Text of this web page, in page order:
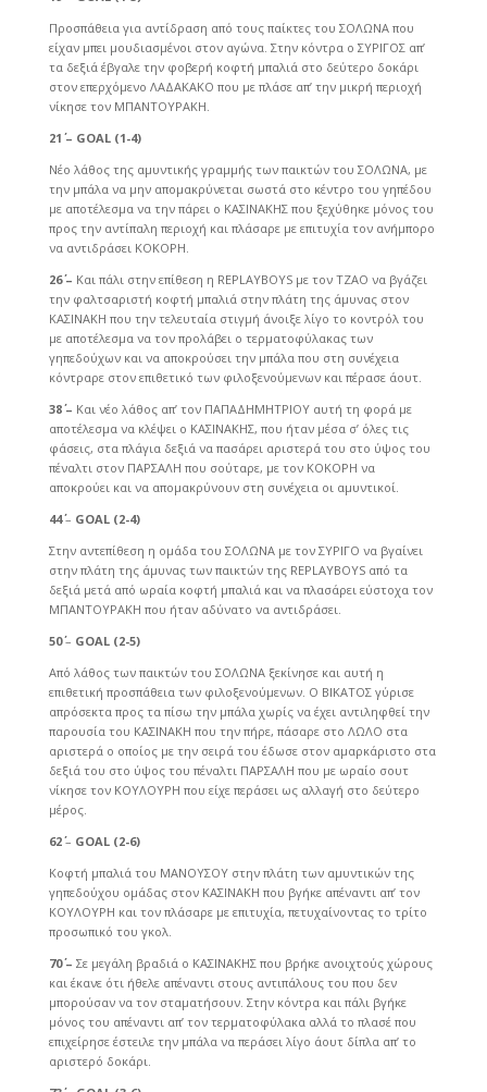
Προσπάθεια για αντίδραση από τους παίκτες του ΣΟΛΩΝΑ που
είχαν μπει μουδιασμένοι στον αγώνα. Στην κόντρα ο ΣΥΡΙΓΟΣ απ’
τα δεξιά έβγαλε την φοβερή κοφτή μπαλιά στο δεύτερο δοκάρι
στον επερχόμενο ΛΑΔΑΚΑΚΟ που με πλάσε απ’ την μικρή περιοχή
νίκησε τον ΜΠΑΝΤΟΥΡΑΚΗ.
21΄ – GOAL (1-4)
Νέο λάθος της αμυντικής γραμμής των παικτών του ΣΟΛΩΝΑ, με
την μπάλα να μην απομακρύνεται σωστά στο κέντρο του γηπέδου
με αποτέλεσμα να την πάρει ο ΚΑΣΙΝΑΚΗΣ που ξεχύθηκε μόνος του
προς την αντίπαλη περιοχή και πλάσαρε με επιτυχία τον ανήμπορο
να αντιδράσει ΚΟΚΟΡΗ.
26΄ – Και πάλι στην επίθεση η REPLAYBOYS με τον ΤΖΑΟ να βγάζει
την φαλτσαριστή κοφτή μπαλιά στην πλάτη της άμυνας στον
ΚΑΣΙΝΑΚΗ που την τελευταία στιγμή άνοιξε λίγο το κοντρόλ του
με αποτέλεσμα να τον προλάβει ο τερματοφύλακας των
γηπεδούχων και να αποκρούσει την μπάλα που στη συνέχεια
κόντραρε στον επιθετικό των φιλοξενούμενων και πέρασε άουτ.
38΄ – Και νέο λάθος απ’ τον ΠΑΠΑΔΗΜΗΤΡΙΟΥ αυτή τη φορά με
αποτέλεσμα να κλέψει ο ΚΑΣΙΝΑΚΗΣ, που ήταν μέσα σ’ όλες τις
φάσεις, στα πλάγια δεξιά να πασάρει αριστερά του στο ύψος του
πέναλτι στον ΠΑΡΣΑΛΗ που σούταρε, με τον ΚΟΚΟΡΗ να
αποκρούει και να απομακρύνουν στη συνέχεια οι αμυντικοί.
44΄– GOAL (2-4)
Στην αντεπίθεση η ομάδα του ΣΟΛΩΝΑ με τον ΣΥΡΙΓΟ να βγαίνει
στην πλάτη της άμυνας των παικτών της REPLAYBOYS από τα
δεξιά μετά από ωραία κοφτή μπαλιά και να πλασάρει εύστοχα τον
ΜΠΑΝΤΟΥΡΑΚΗ που ήταν αδύνατο να αντιδράσει.
50΄– GOAL (2-5)
Από λάθος των παικτών του ΣΟΛΩΝΑ ξεκίνησε και αυτή η
επιθετική προσπάθεια των φιλοξενούμενων. Ο ΒΙΚΑΤΟΣ γύρισε
απρόσεκτα προς τα πίσω την μπάλα χωρίς να έχει αντιληφθεί την
παρουσία του ΚΑΣΙΝΑΚΗ που την πήρε, πάσαρε στο ΛΩΛΟ στα
αριστερά ο οποίος με την σειρά του έδωσε στον αμαρκάριστο στα
δεξιά του στο ύψος του πέναλτι ΠΑΡΣΑΛΗ που με ωραίο σουτ
νίκησε τον ΚΟΥΛΟΥΡΗ που είχε περάσει ως αλλαγή στο δεύτερο
μέρος.
62΄– GOAL (2-6)
Κοφτή μπαλιά του ΜΑΝΟΥΣΟΥ στην πλάτη των αμυντικών της
γηπεδούχου ομάδας στον ΚΑΣΙΝΑΚΗ που βγήκε απέναντι απ’ τον
ΚΟΥΛΟΥΡΗ και τον πλάσαρε με επιτυχία, πετυχαίνοντας το τρίτο
προσωπικό του γκολ.
70΄ – Σε μεγάλη βραδιά ο ΚΑΣΙΝΑΚΗΣ που βρήκε ανοιχτούς χώρους
και έκανε ότι ήθελε απέναντι στους αντιπάλους του που δεν
μπορούσαν να τον σταματήσουν. Στην κόντρα και πάλι βγήκε
μόνος του απέναντι απ’ τον τερματοφύλακα αλλά το πλασέ που
επιχείρησε έστειλε την μπάλα να περάσει λίγο άουτ δίπλα απ’ το
αριστερό δοκάρι.